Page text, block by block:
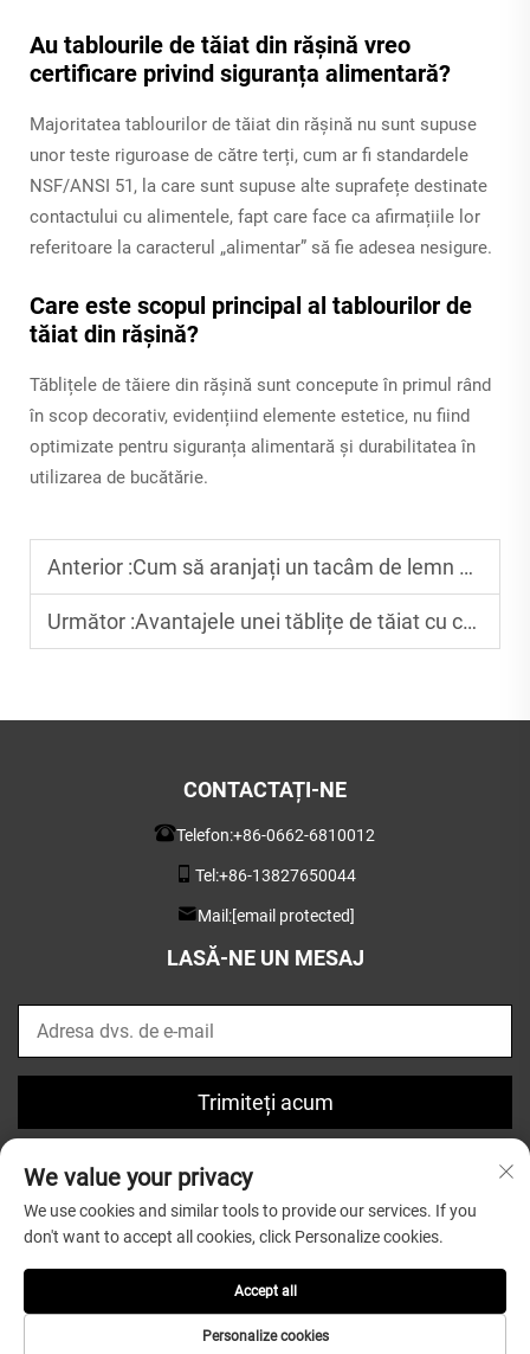
Au tablourile de tăiat din rășină vreo
certificare privind siguranța alimentară?
Majoritatea tablourilor de tăiat din rășină nu sunt supuse
unor teste riguroase de către terți, cum ar fi standardele
NSF/ANSI 51, la care sunt supuse alte suprafețe destinate
contactului cu alimentele, fapt care face ca afirmațiile lor
referitoare la caracterul „alimentar” să fie adesea nesigure.
Care este scopul principal al tablourilor de
tăiat din rășină?
Tăblițele de tăiere din rășină sunt concepute în primul rând
în scop decorativ, evidențiind elemente estetice, nu fiind
optimizate pentru siguranța alimentară și durabilitatea în
utilizarea de bucătărie.
Anterior :Cum să aranjați un tacâm de lemn pentru decor?
Următor :Avantajele unei tăblițe de tăiat cu canelură mare pentru sucuri
CONTACTAȚI-NE
Telefon:+86-0662-6810012
Tel:+86-13827650044
Mail:[email protected]
LASĂ-NE UN MESAJ
Trimiteți acum
Housewares Co.,Ltd. |
Politica de confidențialitate
We value your privacy
We use cookies and similar tools to provide our services. If you
don't want to accept all cookies, click Personalize cookies.
Personalize cookies
Accept all